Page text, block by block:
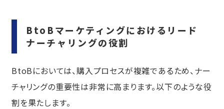
MAツール導入時の注意点と成功のコツ
社でやり切るための『独自の強み』と
『体制』はありますか？」
BtoBマーケティングにおけるリード
ナーチャリングの役割
BtoBにおいては、購入プロセスが複雑であるため、ナー
チャリングの重要性は非常に高まります。以下のような役
割を果たします。